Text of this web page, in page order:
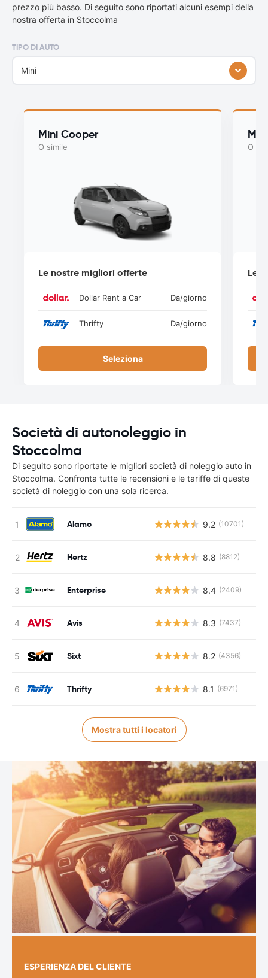
prezzo più basso. Di seguito sono riportati alcuni esempi della
nostra offerta in Stoccolma
TIPO DI AUTO
Mini
Mini Cooper
O simile
Le nostre migliori offerte
Dollar Rent a Car Da/giorno
Thrifty Da/giorno
Seleziona
O
Le
Società di autonoleggio in
Stoccolma
Di seguito sono riportate le migliori società di noleggio auto in
Stoccolma. Confronta tutte le recensioni e le tariffe di queste
società di noleggio con una sola ricerca.
Alamo 9.2 (10701)
Hertz 8.8 (8812)
Enterprise 8.4 (2409)
Avis 8.3 (7437)
Sixt 8.2 (4356)
Thrifty 8.1 (6971)
Mostra tutti i locatori
ESPERIENZA DEL CLIENTE